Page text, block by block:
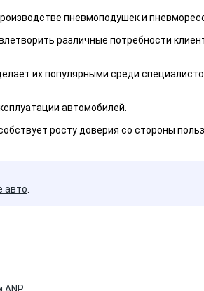
пневмоподушек и
различные потребности
их популярными среди
автомобилей.
росту доверия со стороны
авто